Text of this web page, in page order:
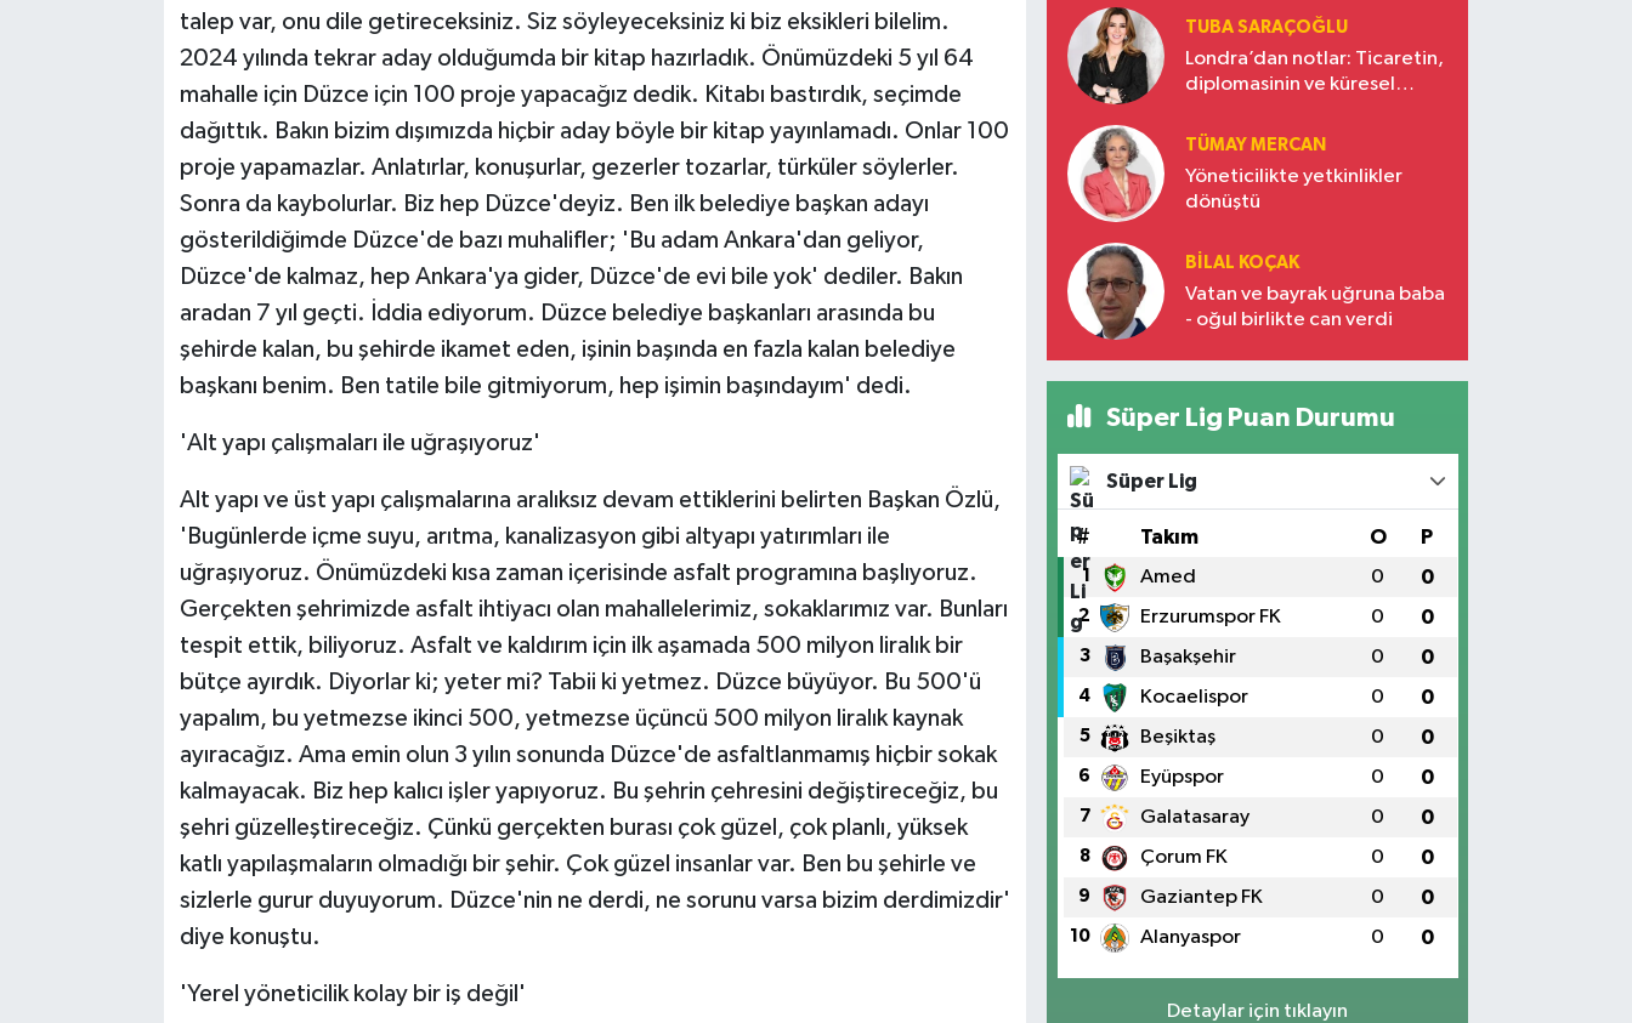
talep var, onu dile getireceksiniz. Siz söyleyeceksiniz ki biz eksikleri bilelim.
2024 yılında tekrar aday olduğumda bir kitap hazırladık. Önümüzdeki 5 yıl 64
mahalle için Düzce için 100 proje yapacağız dedik. Kitabı bastırdık, seçimde
dağıttık. Bakın bizim dışımızda hiçbir aday böyle bir kitap yayınlamadı. Onlar 100
proje yapamazlar. Anlatırlar, konuşurlar, gezerler tozarlar, türküler söylerler.
Sonra da kaybolurlar. Biz hep Düzce'deyiz. Ben ilk belediye başkan adayı
gösterildiğimde Düzce'de bazı muhalifler; 'Bu adam Ankara'dan geliyor,
Düzce'de kalmaz, hep Ankara'ya gider, Düzce'de evi bile yok' dediler. Bakın
aradan 7 yıl geçti. İddia ediyorum. Düzce belediye başkanları arasında bu
şehirde kalan, bu şehirde ikamet eden, işinin başında en fazla kalan belediye
başkanı benim. Ben tatile bile gitmiyorum, hep işimin başındayım' dedi.
'Alt yapı çalışmaları ile uğraşıyoruz'
Alt yapı ve üst yapı çalışmalarına aralıksız devam ettiklerini belirten Başkan Özlü,
'Bugünlerde içme suyu, arıtma, kanalizasyon gibi altyapı yatırımları ile
uğraşıyoruz. Önümüzdeki kısa zaman içerisinde asfalt programına başlıyoruz.
Gerçekten şehrimizde asfalt ihtiyacı olan mahallelerimiz, sokaklarımız var. Bunları
tespit ettik, biliyoruz. Asfalt ve kaldırım için ilk aşamada 500 milyon liralık bir
bütçe ayırdık. Diyorlar ki; yeter mi? Tabii ki yetmez. Düzce büyüyor. Bu 500'ü
yapalım, bu yetmezse ikinci 500, yetmezse üçüncü 500 milyon liralık kaynak
ayıracağız. Ama emin olun 3 yılın sonunda Düzce'de asfaltlanmamış hiçbir sokak
kalmayacak. Biz hep kalıcı işler yapıyoruz. Bu şehrin çehresini değiştireceğiz, bu
şehri güzelleştireceğiz. Çünkü gerçekten burası çok güzel, çok planlı, yüksek
katlı yapılaşmaların olmadığı bir şehir. Çok güzel insanlar var. Ben bu şehirle ve
sizlerle gurur duyuyorum. Düzce'nin ne derdi, ne sorunu varsa bizim derdimizdir'
diye konuştu.
'Yerel yöneticilik kolay bir iş değil'
TUBA SARAÇOĞLU
Londra’dan notlar: Ticaretin,
diplomasinin ve küresel
Türkiye’nin yükselen gücü
TÜMAY MERCAN
Yöneticilikte yetkinlikler
dönüştü
BILAL KOÇAK
Vatan ve bayrak uğruna baba
- oğul birlikte can verdi
Süper Lig Puan Durumu
Süper Lig
# Takım O P
1 Amed 0 0
2 Erzurumspor FK 0 0
3 Başakşehir 0 0
4 Kocaelispor 0 0
5 Beşiktaş 0 0
6 Eyüpspor 0 0
7 Galatasaray 0 0
8 Çorum FK 0 0
9 Gaziantep FK 0 0
10 Alanyaspor 0 0
Detaylar için tıklayın